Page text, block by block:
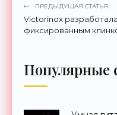
ПРЕДЫДУЩАЯ СТАТЬЯ
Victorinox
фиксированным
Популярные